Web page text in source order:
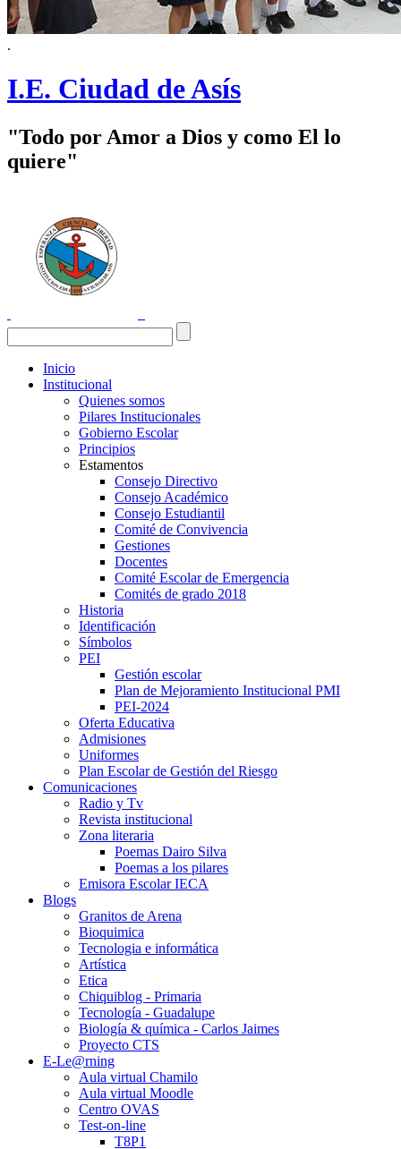
.
I.E. Ciudad de Asís
"Todo por Amor a Dios y como El lo
quiere"
Inicio
Institucional
Quienes somos
Pilares Institucionales
Gobierno Escolar
Principios
Estamentos
Consejo Directivo
Consejo Académico
Consejo Estudiantil
Comité de Convivencia
Gestiones
Docentes
Comité Escolar de Emergencia
Comités de grado 2018
Historia
Identificación
Símbolos
PEI
Gestión escolar
Plan de Mejoramiento Institucional PMI
PEI-2024
Oferta Educativa
Admisiones
Uniformes
Plan Escolar de Gestión del Riesgo
Comunicaciones
Radio y Tv
Revista institucional
Zona literaria
Poemas Dairo Silva
Poemas a los pilares
Emisora Escolar IECA
Blogs
Granitos de Arena
Bioquimica
Tecnologia e informática
Artística
Etica
Chiquiblog - Primaria
Tecnología - Guadalupe
Biología & química - Carlos Jaimes
Proyecto CTS
E-Le@rning
Aula virtual Chamilo
Aula virtual Moodle
Centro OVAS
Test-on-line
T8P1